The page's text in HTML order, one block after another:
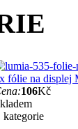
fólie na displej
106Kč
kategorie